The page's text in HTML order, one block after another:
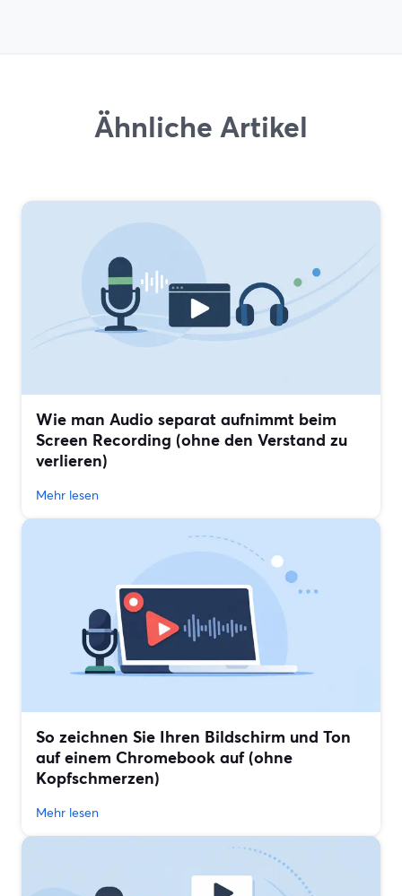
Ähnliche Artikel
Wie man Audio separat aufnimmt beim
Screen Recording (ohne den Verstand zu
verlieren)
Mehr lesen
So zeichnen Sie Ihren Bildschirm und Ton
auf einem Chromebook auf (ohne
Kopfschmerzen)
Mehr lesen